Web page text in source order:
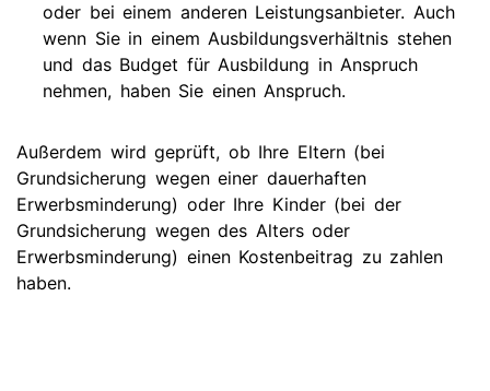
oder bei einem anderen Leistungsanbieter. Auch
wenn Sie in einem Ausbildungsverhältnis stehen
und das Budget für Ausbildung in Anspruch
nehmen, haben Sie einen Anspruch.
Außerdem wird geprüft, ob Ihre Eltern (bei
Grundsicherung wegen einer dauerhaften
Erwerbsminderung) oder Ihre Kinder (bei der
Grundsicherung wegen des Alters oder
Erwerbsminderung) einen Kostenbeitrag zu zahlen
haben.